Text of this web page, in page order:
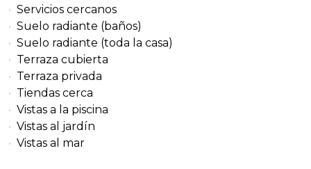
Servicios cercanos
Suelo radiante (baños)
Suelo radiante (toda la casa)
Terraza cubierta
Terraza privada
Tiendas cerca
Vistas a la piscina
Vistas al jardín
Vistas al mar